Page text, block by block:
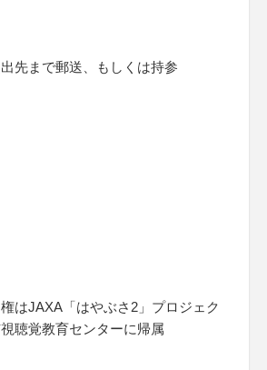
先まで郵送、もしくは持参
はJAXA「はやぶさ2」プロジェク
聴覚教育センターに帰属